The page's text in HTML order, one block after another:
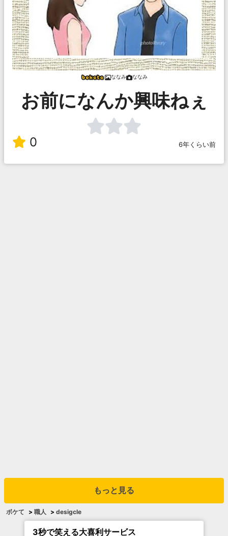
ななみ ななみ
お前になんか興味ねぇ
0 6年くらい前
もっと見る
ボケて > 職人 > desigcle
3秒で笑える大喜利サービス